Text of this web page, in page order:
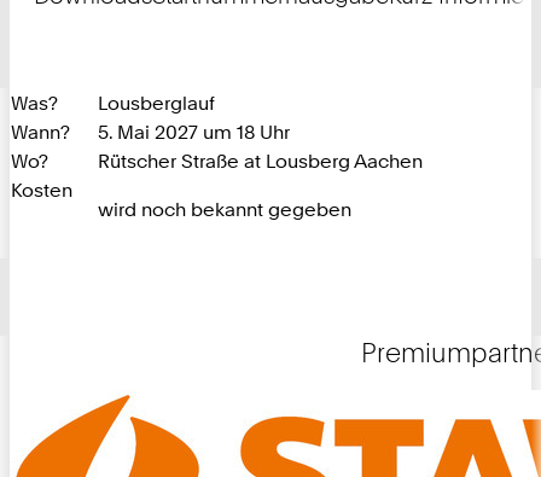
Was?
Lousberglauf
Wann?
5. Mai 2027 um 18 Uhr
Wo?
Rütscher Straße at Lousberg Aachen
Kosten
wird noch bekannt gegeben